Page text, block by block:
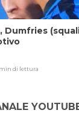
Dumfries
di lettura